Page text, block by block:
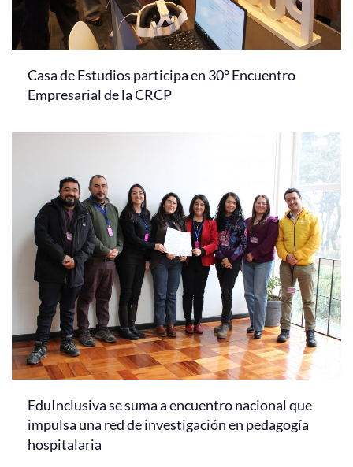
Casa de Estudios participa en 30° Encuentro
Empresarial de la CRCP
EduInclusiva se suma a encuentro nacional que
impulsa una red de investigación en pedagogía
hospitalaria